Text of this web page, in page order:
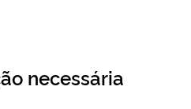
necessária